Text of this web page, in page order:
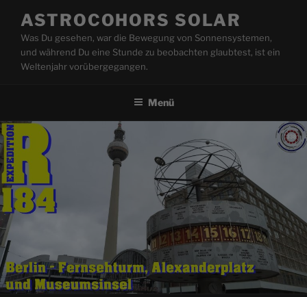
Inhalt
springen
ASTROCOHORS SOLAR
Was Du gesehen, war die Bewegung von Sonnensystemen,
und während Du eine Stunde zu beobachten glaubtest, ist ein
Weltenjahr vorübergegangen.
Menü